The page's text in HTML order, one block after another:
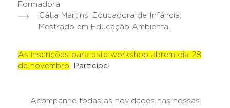
Formadora
Cátia Martins, Educadora de Infância.
Mestrado em Educação Ambiental
As inscrições para este workshop abrem dia 28
de novembro. Participe!
Acompanhe todas as novidades nas nossas